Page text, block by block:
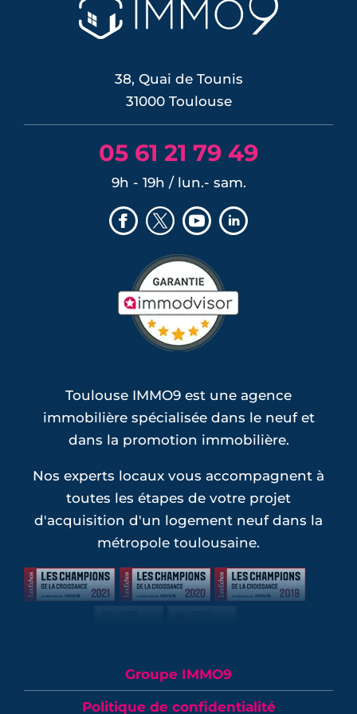
immobiliers reste limité à court terme,
les banques ayant anticipé la décision,
mais une ...
38, Quai de Tounis
31000 Toulouse
05 61 21 79 49
9h - 19h / lun.- sam.
Toulouse IMMO9 est une agence
immobilière spécialisée dans le neuf et
dans la promotion immobilière.
Nos experts locaux vous accompagnent à
toutes les étapes de votre projet
d'acquisition d'un logement neuf dans la
métropole toulousaine.
Groupe IMMO9
Politique de confidentialité